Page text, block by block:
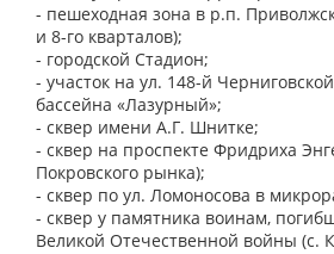
- пешеходная зона в р.п.
и 8-го кварталов);
- городской Стадион;
- участок на ул. 148-й
бассейна «Лазурный»;
- сквер имени А.Г. Шнитке;
- сквер на проспекте Фридриха
Покровского рынка);
- сквер по ул. Ломоносова в
- сквер у памятника воинам,
Великой Отечественной войны (с.